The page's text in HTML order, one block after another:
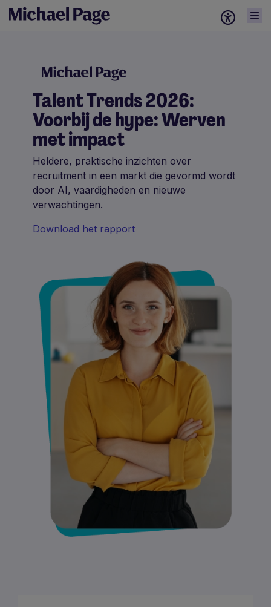
Talent Trends 2026:
Voorbij de hype: Werven
met impact
Heldere, praktische inzichten over
recruitment in een markt die gevormd wordt
door AI, vaardigheden en nieuwe
verwachtingen.
Download het rapport